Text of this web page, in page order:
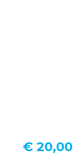
€ 20,00